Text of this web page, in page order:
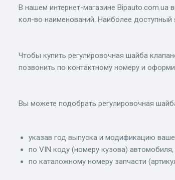
В нашем интернет-магазине
кол-во наименований. Наиболее доступный
Чтобы купить регулировочная шайба
позвонить по контактному номеру и
Вы можете подобрать регулировочная
указав год выпуска и модификацию
по VIN коду (номеру кузова)
по каталожному номеру запчасти